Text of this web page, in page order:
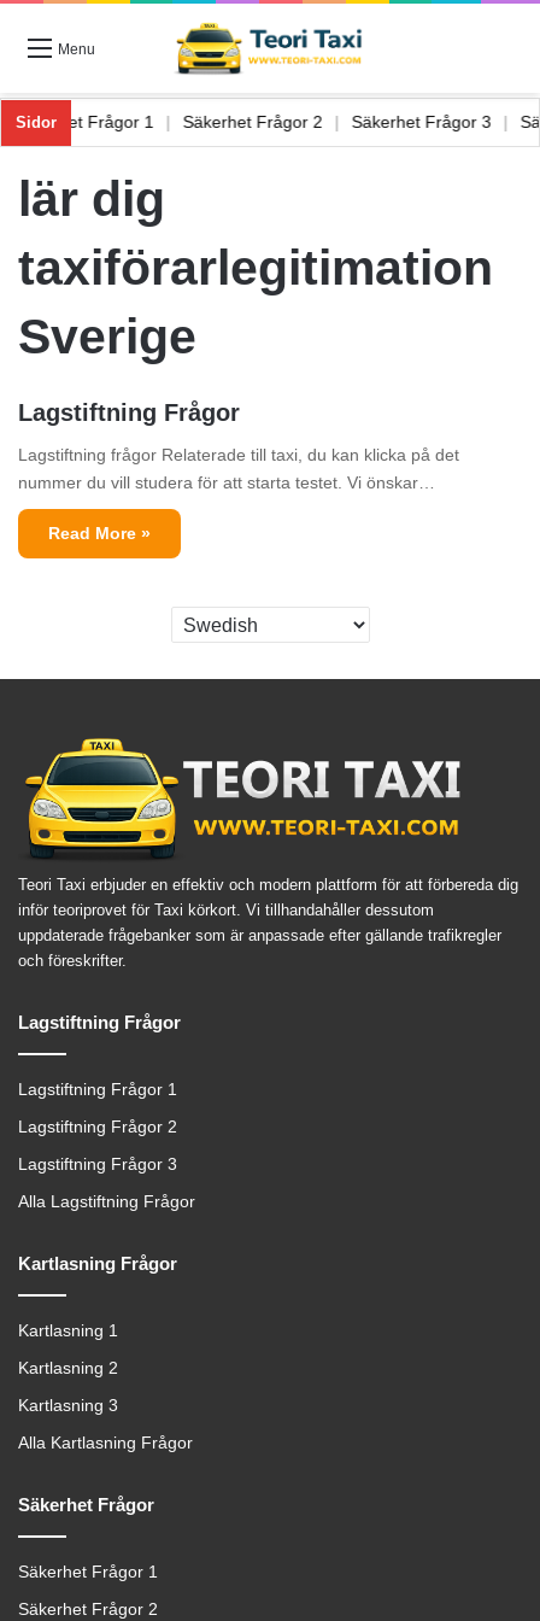
Menu
Sidor
Säkerhet Frågor 1 Säkerhet Frågor 2 Säkerhet Frågor 3
lär dig
taxiförarlegitimation
Sverige
Lagstiftning Frågor
Lagstiftning frågor Relaterade till taxi, du kan klicka på det
nummer du vill studera för att starta testet. Vi önskar…
Read More »
Teori Taxi erbjuder en effektiv och modern plattform för att förbereda dig
inför teoriprovet för Taxi körkort. Vi tillhandahåller dessutom
uppdaterade frågebanker som är anpassade efter gällande trafikregler
och föreskrifter.
Lagstiftning Frågor
Lagstiftning Frågor 1
Lagstiftning Frågor 2
Lagstiftning Frågor 3
Alla Lagstiftning Frågor
Kartlasning Frågor
Kartlasning 1
Kartlasning 2
Kartlasning 3
Alla Kartlasning Frågor
Säkerhet Frågor
Säkerhet Frågor 1
Säkerhet Frågor 2